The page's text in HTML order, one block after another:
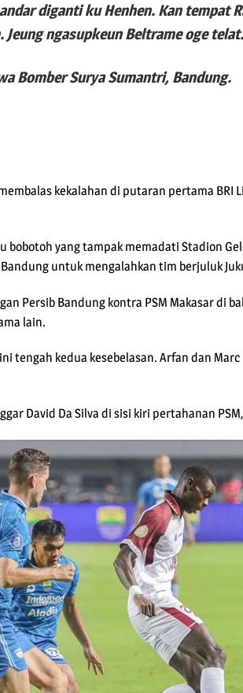
diganti ku Henhen. Kan tempat
ngasupkeun Beltrame oge
Bomber Surya Sumantri, Bandung.
kekalahan di putaran pertama BRI
bobotoh yang tampak memadati Stadion
untuk mengalahkan tim berjuluk
Persib Bandung kontra PSM Makasar di
lain.
tengah kedua kesebelasan. Arfan dan
David Da Silva di sisi kiri pertahanan